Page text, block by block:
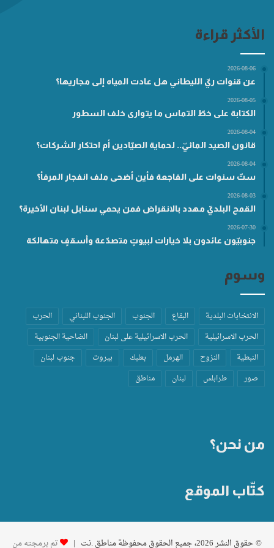
الأكثر قراءة
2026-08-06
عن قنوات ريّ الليطاني هل عادت المياه إلى مجاريها؟
2026-08-05
الكتابة على خطّ التماس ما يتوارى خلف السطور
2026-08-04
قانون الصيد المائيّ.. لحماية الصيّادين أم احتكار الشركات؟
2026-08-04
ستّ سنوات على الفاجعة فأين أضحى ملف انفجار المرفأ؟
2026-08-03
القمح البلديّ مهدد بالانقراض فمن يحمي سنابل لبنان الأخيرة؟
2026-07-30
جنوبيّون عائدون بلا خيارات لبيوتٍ متصدّعة وأسقفٍ متهالكة
وسوم
الانتخابات البلدية البقاع الجنوب الجنوب اللبناني
الحرب
الحرب الاسرائيلية
الحرب الاسرائيلية على لبنان
الضاحية الجنوبية
النبطية
النزوح الهرمل بعلبك بيروت
جنوب لبنان
صور
طرابلس لبنان مناطق
من نحن؟
كتّاب الموقع
© حقوق النشر 2026، جميع الحقوق محفوظة مناطق .نت | تم برمجته من